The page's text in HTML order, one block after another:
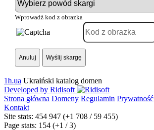
Wprowadź kod z obrazka
Anuluj Wyślij skargę
1h.ua Ukraiński katalog domen
Developed by Ridisoft
Strona główna Domeny Regulamin Prywatność
Kontakt
Site stats: 454 947 (+1 708 / 59 455)
Page stats: 154 (+1 / 3)